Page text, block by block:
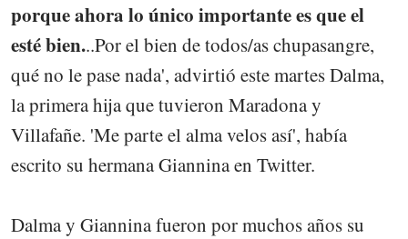
porque ahora lo único importante es que el
esté bien...Por el bien de todos/as chupasangre,
qué no le pase nada', advirtió este martes Dalma,
la primera hija que tuvieron Maradona y
Villafañe. 'Me parte el alma velos así', había
escrito su hermana Giannina en Twitter.
Dalma y Giannina fueron por muchos años su